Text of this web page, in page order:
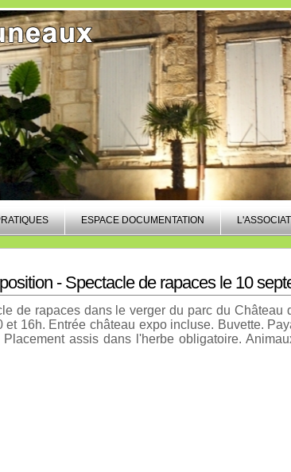
ESPACE DOCUMENTATION
- Spectacle de rapaces le 10
de rapaces dans le verger du parc du Château
et 16h. Entrée château expo incluse. Buvette.
Placement assis dans l'herbe obligatoire.